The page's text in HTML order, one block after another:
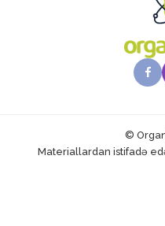
©
Materiallardan istifadə